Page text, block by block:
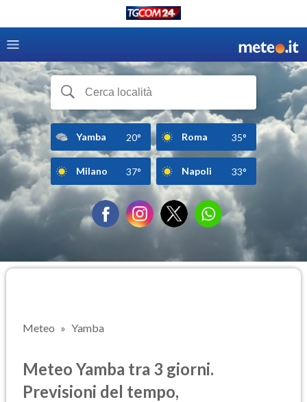
Yamba 20° Roma 35°
Milano 37° Napoli 33°
Meteo Yamba
Meteo Yamba tra 3 giorni.
Previsioni del tempo,